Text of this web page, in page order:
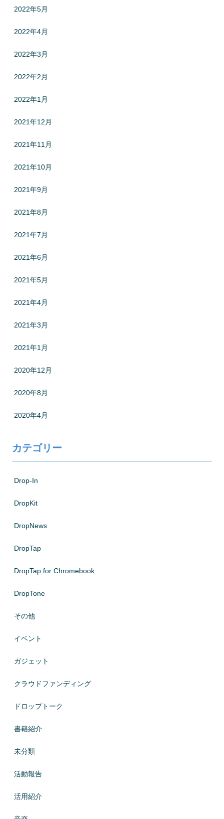
2022年5月
2022年4月
2022年3月
2022年2月
2022年1月
2021年12月
2021年11月
2021年10月
2021年9月
2021年8月
2021年7月
2021年6月
2021年5月
2021年4月
2021年3月
2021年1月
2020年12月
2020年8月
2020年4月
カテゴリー
Drop-In
DropKit
DropNews
DropTap
DropTap for Chromebook
DropTone
その他
イベント
ガジェット
クラウドファンディング
ドロップトーク
書籍紹介
未分類
活動報告
活用紹介